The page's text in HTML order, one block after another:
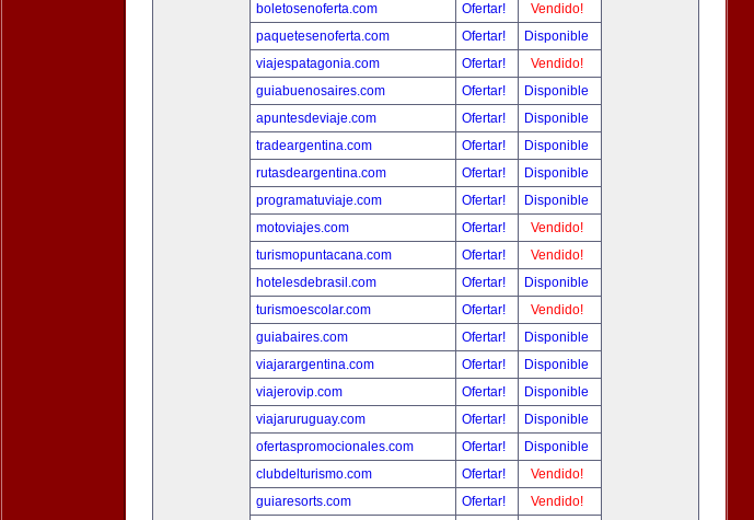
boletosenoferta.com
Ofertar!
Vendido!
paquetesenoferta.com
Ofertar!
Disponible
viajespatagonia.com
Ofertar!
Vendido!
guiabuenosaires.com
Ofertar!
Disponible
apuntesdeviaje.com
Ofertar!
Disponible
tradeargentina.com
Ofertar!
Disponible
rutasdeargentina.com
Ofertar!
Disponible
programatuviaje.com
Ofertar!
Disponible
motoviajes.com
Ofertar!
Vendido!
turismopuntacana.com
Ofertar!
Vendido!
hotelesdebrasil.com
Ofertar!
Disponible
turismoescolar.com
Ofertar!
Vendido!
guiabaires.com
Ofertar!
Disponible
viajarargentina.com
Ofertar!
Disponible
viajerovip.com
Ofertar!
Disponible
viajaruruguay.com
Ofertar!
Disponible
ofertaspromocionales.com
Ofertar!
Disponible
clubdelturismo.com
Ofertar!
Vendido!
guiaresorts.com
Ofertar!
Vendido!